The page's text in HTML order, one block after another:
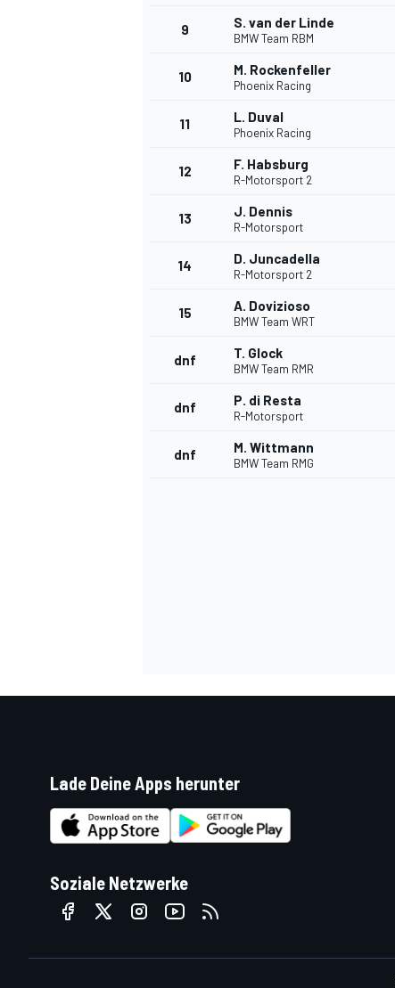
SPORTWAGEN
9 S. van der Linde
BMW Team RBM
10 M. Rockenfeller
Phoenix Racing
11 L. Duval
Phoenix Racing
12 F. Habsburg
R-Motorsport 2
13 J. Dennis
R-Motorsport
14 D. Juncadella
R-Motorsport 2
15 A. Dovizioso
BMW Team WRT
dnf T. Glock
BMW Team RMR
dnf P. di Resta
R-Motorsport
dnf M. Wittmann
BMW Team RMG
Lade Deine Apps herunter
Soziale Netzwerke